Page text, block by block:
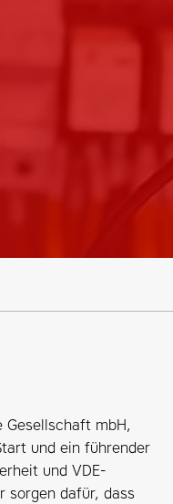
Gesellschaft mbH,
und ein führender
und VDE-
sorgen dafür, dass